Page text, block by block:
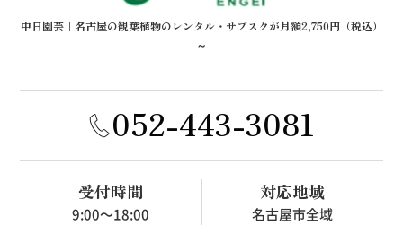
中日園芸｜名古屋の観葉植物のレンタル・サブスクが月額2,750円（税込）
～
052-443-3081
受付時間
9:00～18:00
対応地域
名古屋市全域